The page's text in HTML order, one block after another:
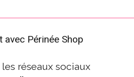
avec Périnée Shop
réseaux sociaux